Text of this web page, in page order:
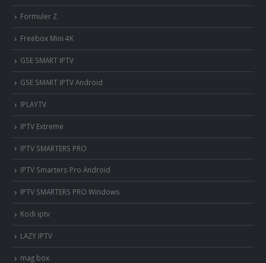
Formuler Z
Freebox Mini 4K
‎GSE SMART IPTV
GSE SMART IPTV Android
IPLAYTV
IPTV Extreme
IPTV SMARTERS PRO
IPTV Smarters Pro Android
IPTV SMARTERS PRO Windows
Kodi iptv
LAZY IPTV
mag box